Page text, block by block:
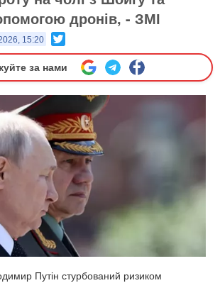
дронів, - ЗМІ
15:20
за нами
Путін стурбований ризиком